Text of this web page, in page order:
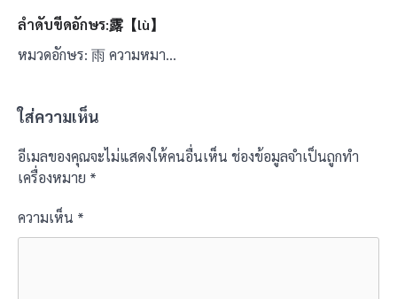
ลำดับขีดอักษร:露【lù】
หมวดอักษร: 雨 ความหมา…
ใส่ความเห็น
อีเมลของคุณจะไม่แสดงให้คนอื่นเห็น ช่องข้อมูลจำเป็นถูกทำ
เครื่องหมาย *
ความเห็น *